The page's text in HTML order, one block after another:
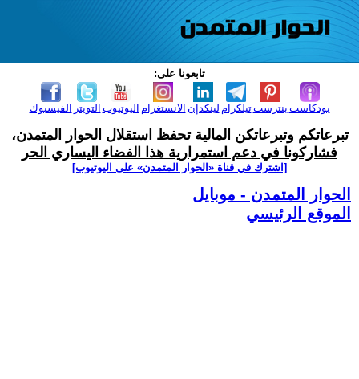
تابعونا على:
الفيسبوك التويتر اليوتيوب الانستغرام لينكدإن تيلكرامبنترست بودكاست
تبرعاتكم وتبرعاتكن المالية تحفظ استقلال الحوار المتمدن،
فشاركونا في دعم استمرارية هذا الفضاء اليساري الحر
[اشترك في قناة ‫«الحوار المتمدن» على اليوتيوب]
الحوار المتمدن - موبايل
الموقع الرئيسي